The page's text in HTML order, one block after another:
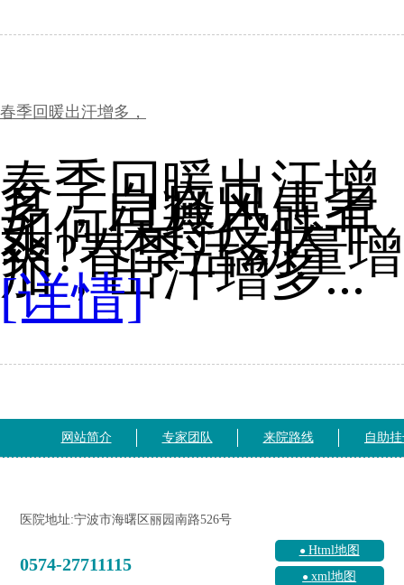
春季回暖出汗增多，
春季回暖出汗增
多，白癜风患者
如何保持皮肤干
爽?春季活动量增
加，出汗增多...
[详情]
网站简介 专家团队 来院路线 自助
医院地址:宁波市海曙区丽园南路526号
0574-27711115
Html地图
xml地图